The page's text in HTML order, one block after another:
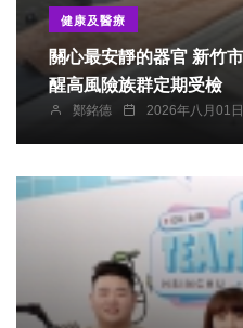
健康及醫療
關心最安靜的器官 新竹市推免費LDCT肺癌篩檢 提
醒高風險族群定期受檢
鄭銘德 2026年八月01日